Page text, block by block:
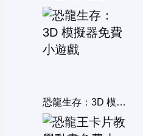
恐龍生存：3D 模擬器